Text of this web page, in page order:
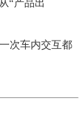
“产品出
次车内交互都